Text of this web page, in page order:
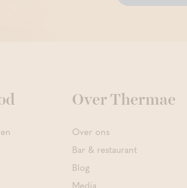
Over Thermae
Over ons
Bar & restaurant
Blog
Media